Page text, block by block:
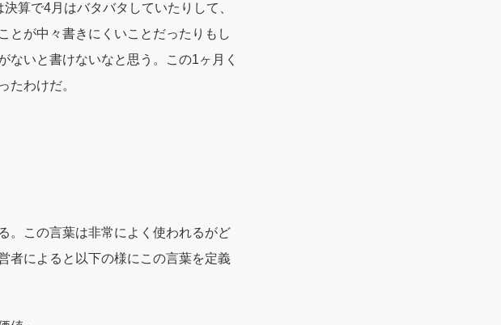
算で4月はバタバタしていたりして、
とが中々書きにくいことだったりもし
ないと書けないなと思う。この1ヶ月く
たわけだ。
。この言葉は非常によく使われるがど
者によると以下の様にこの言葉を定義